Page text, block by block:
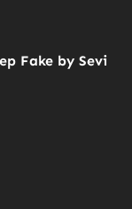
Fake by Sevi